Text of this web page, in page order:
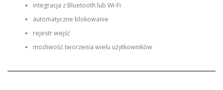
integracja z Bluetooth lub Wi-Fi
automatyczne blokowanie
rejestr wejść
możliwość tworzenia wielu użytkowników